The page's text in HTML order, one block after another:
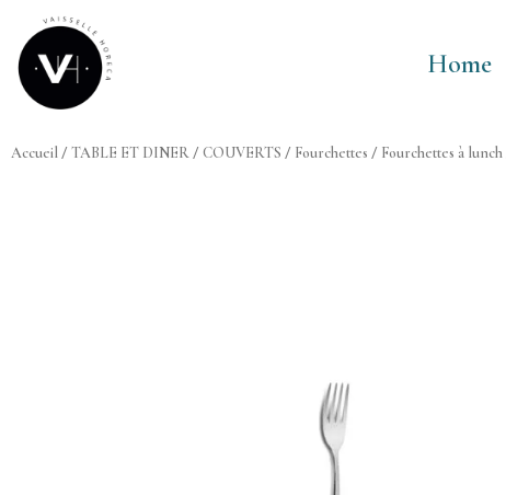
contenu
Home
Accueil / TABLE ET DINER / COUVERTS / Fourchettes / Fourchettes à lunch